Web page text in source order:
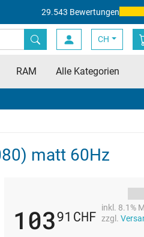
29.543 Bewertungen
CH
RAM Alle Kategorien
matt 60Hz
10391 CHF
inkl. 8.1%
zzgl.